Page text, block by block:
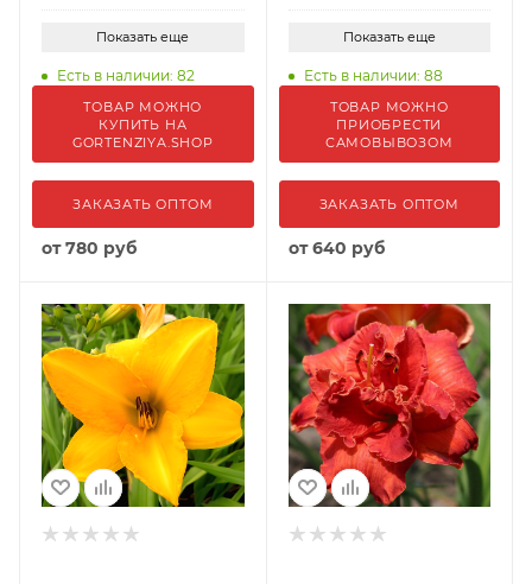
Показать еще
Есть в наличии: 82
ТОВАР МОЖНО
КУПИТЬ НА
GORTENZIYA.SHOP
ЗАКАЗАТЬ ОПТОМ
от780 руб
Показать еще
Есть в наличии: 88
ТОВАР МОЖНО
ПРИОБРЕСТИ
САМОВЫВОЗОМ
ЗАКАЗАТЬ ОПТОМ
от640 руб